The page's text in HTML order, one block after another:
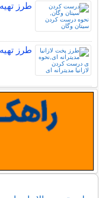
طرز
طرز تهیه